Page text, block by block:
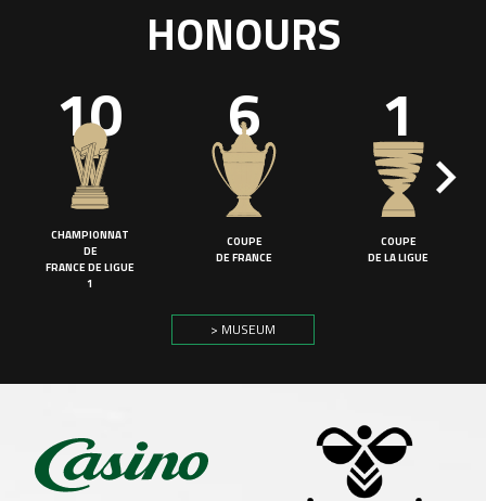
HONOURS
10
CHAMPIONNAT
DE
FRANCE DE LIGUE
1
6
COUPE
DE FRANCE
1
COUPE
DE LA LIGUE
> MUSEUM